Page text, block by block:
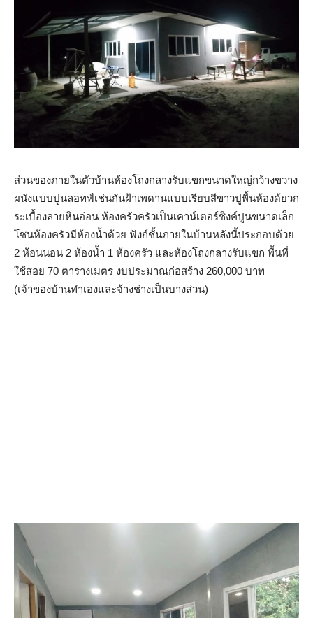
ส่วนของภายในตัวบ้านห้องโถงกลางรับแขกขนาดใหญ่กว้างขวาง
ผนังแบบปูนลอทฟ์เช่นกันฝ้าเพดานแบบเรียบสีขาวปูพื้นห้องด้ยวก
ระเบื้องลายหินอ่อน ห้องครัวครัวเป็นเคาน์เตอร์ซิงค์ปูนขนาดเล็ก
โซนห้องครัวมีห้องน้ำด้วย ฟังก์ชั้นภายในบ้านหลังนี้ประกอบด้วย
2 ห้อนนอน 2 ห้องน้ำ 1 ห้องครัว และห้องโถงกลางรับแขก พื้นที่
ใช้สอย 70 ตารางเมตร งบประมาณก่อสร้าง 260,000 บาท
(เจ้าของบ้านทำเองและจ้างช่างเป็นบางส่วน)